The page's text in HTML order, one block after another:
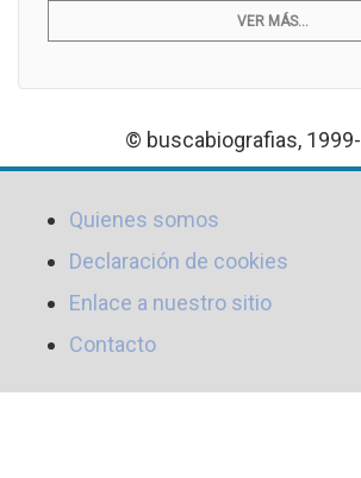
VER MÁS...
© buscabiografias,
Quienes somos
Declaración de cookies
Enlace a nuestro sitio
Contacto